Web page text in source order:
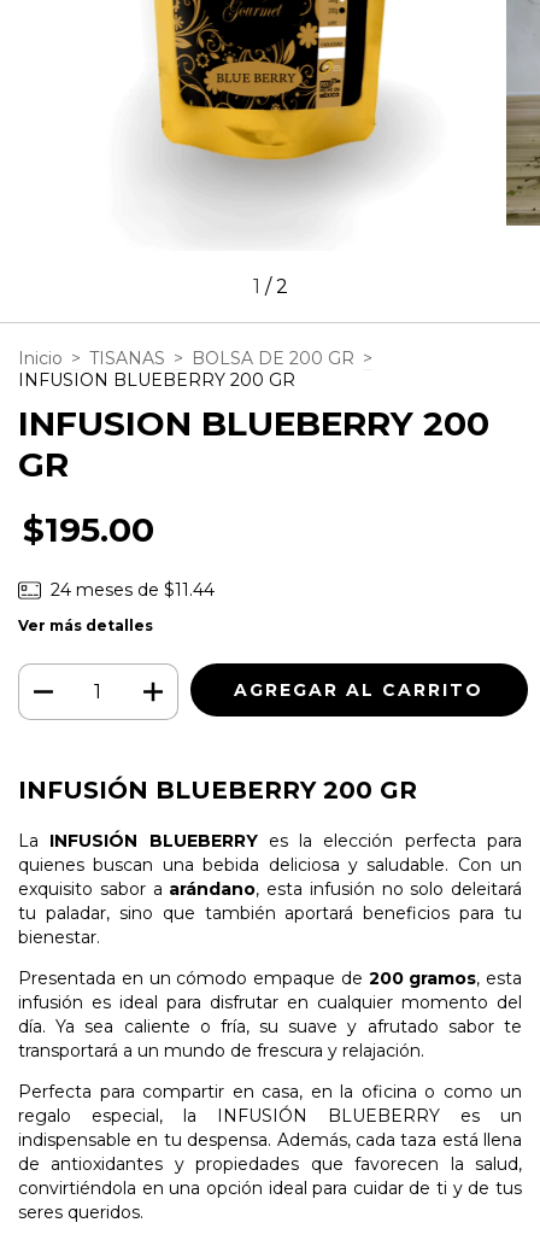
1 /2
Inicio > TISANAS > BOLSA DE 200 GR >
INFUSION BLUEBERRY 200 GR
INFUSION BLUEBERRY 200
GR
$195.00
24 meses de $11.44
Ver más detalles
INFUSIÓN BLUEBERRY 200 GR
La INFUSIÓN BLUEBERRYes la elección perfecta para
quienes buscan una bebida deliciosa y saludable. Con un
exquisito sabor a arándano, esta infusión no solo deleitará
tu paladar, sino que también aportará beneficios para tu
bienestar.
Presentada en un cómodo empaque de 200 gramos, esta
infusión es ideal para disfrutar en cualquier momento del
día. Ya sea caliente o fría, su suave y afrutado sabor te
transportará a un mundo de frescura y relajación.
Perfecta para compartir en casa, en la oficina o como un
regalo especial, la INFUSIÓN BLUEBERRY es un
indispensable en tu despensa. Además, cada taza está llena
de antioxidantes y propiedades que favorecen la salud,
convirtiéndola en una opción ideal para cuidar de ti y de tus
seres queridos.